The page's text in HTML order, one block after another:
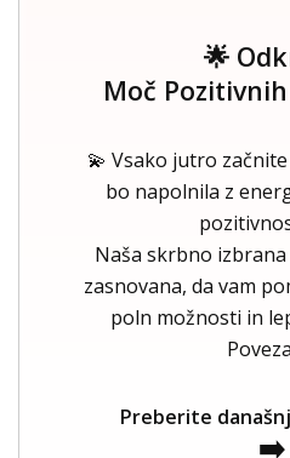
🌟
Moč
💫 Vsako jutro začnite
bo napolnila z
Naša skrbno
zasnovana, da vam
poln možnosti in
Preberite
➡️